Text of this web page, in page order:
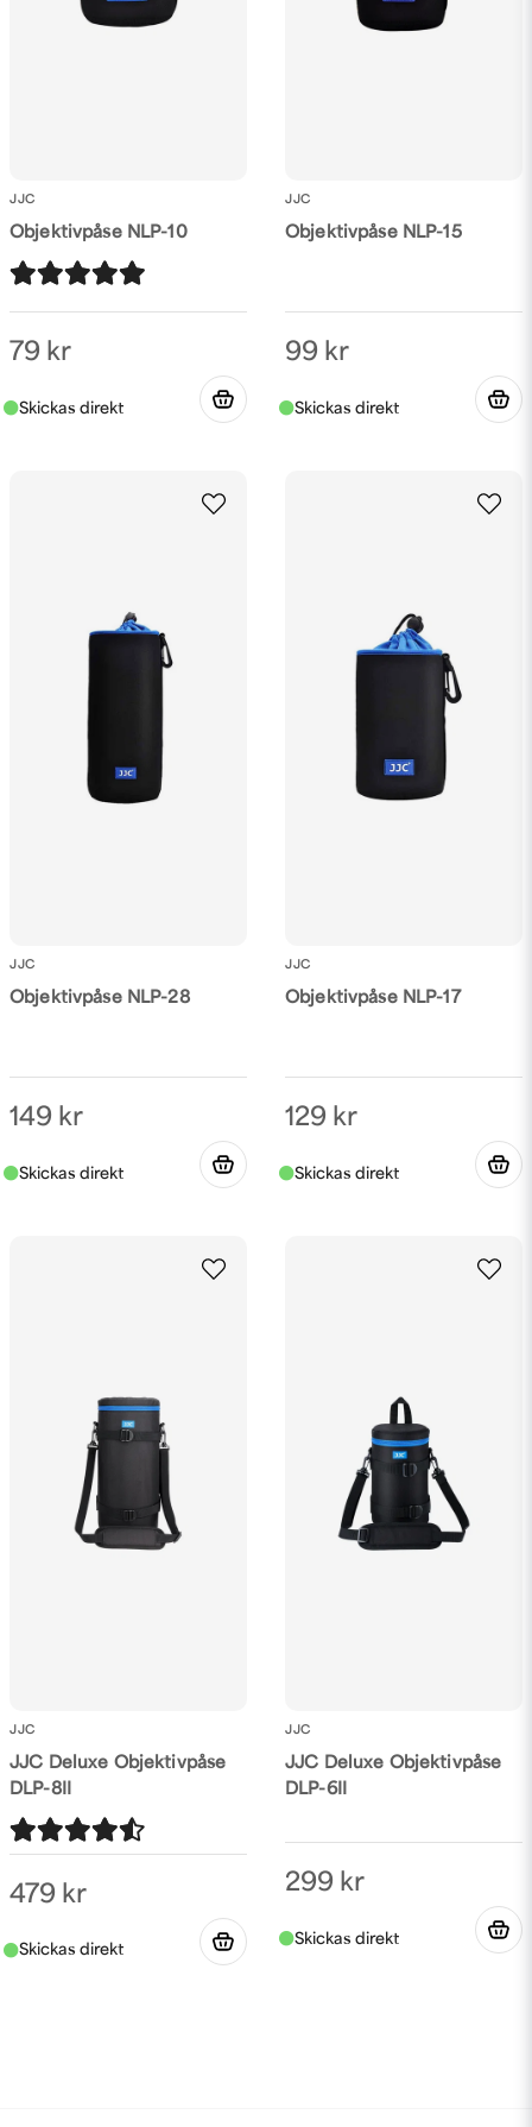
JJC
Objektivpåse NLP-10
79 kr
JJC
Objektivpåse NLP-15
99 kr
JJC
Objektivpåse NLP-28
149 kr
JJC
Objektivpåse NLP-17
129 kr
JJC
JJC Deluxe Objektivpåse
DLP-8II
479 kr
JJC
JJC Deluxe Objektivpåse
DLP-6II
299 kr